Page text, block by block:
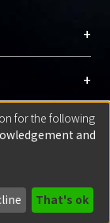
升研究影響
由第三方贊
及第三方同
is your
right to
用
單位之版權
+
+
登入
+
入
Submission)
and optimized
for the following
and
That's ok